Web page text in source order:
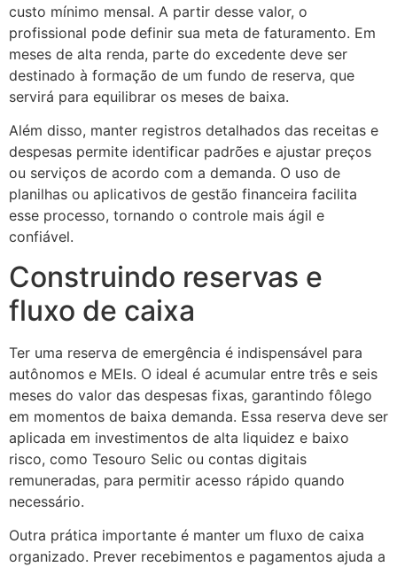
custo mínimo mensal. A partir desse valor, o
profissional pode definir sua meta de faturamento. Em
meses de alta renda, parte do excedente deve ser
destinado à formação de um fundo de reserva, que
servirá para equilibrar os meses de baixa.
Além disso, manter registros detalhados das receitas e
despesas permite identificar padrões e ajustar preços
ou serviços de acordo com a demanda. O uso de
planilhas ou aplicativos de gestão financeira facilita
esse processo, tornando o controle mais ágil e
confiável.
Construindo reservas e
fluxo de caixa
Ter uma reserva de emergência é indispensável para
autônomos e MEIs. O ideal é acumular entre três e seis
meses do valor das despesas fixas, garantindo fôlego
em momentos de baixa demanda. Essa reserva deve ser
aplicada em investimentos de alta liquidez e baixo
risco, como Tesouro Selic ou contas digitais
remuneradas, para permitir acesso rápido quando
necessário.
Outra prática importante é manter um fluxo de caixa
organizado. Prever recebimentos e pagamentos ajuda a